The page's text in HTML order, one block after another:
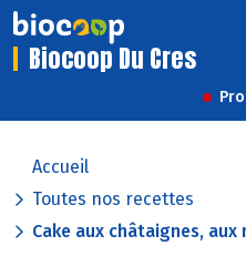
Biocoop Du Cres
Accueil
Toutes nos recettes
Cake aux châtaignes, aux